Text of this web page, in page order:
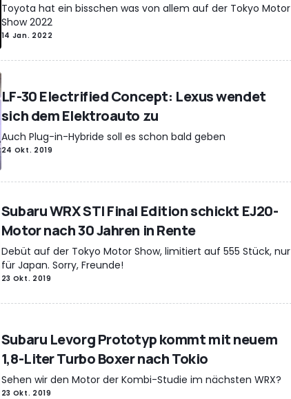
Toyota hat ein bisschen was von allem auf der Tokyo Motor
Show 2022
14 Jan. 2022
LF-30 Electrified Concept: Lexus wendet
sich dem Elektroauto zu
Auch Plug-in-Hybride soll es schon bald geben
24 Okt. 2019
Subaru WRX STI Final Edition schickt EJ20-
Motor nach 30 Jahren in Rente
Debüt auf der Tokyo Motor Show, limitiert auf 555 Stück, nur
für Japan. Sorry, Freunde!
23 Okt. 2019
Subaru Levorg Prototyp kommt mit neuem
1,8-Liter Turbo Boxer nach Tokio
Sehen wir den Motor der Kombi-Studie im nächsten WRX?
23 Okt. 2019